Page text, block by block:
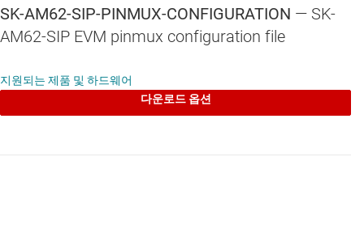
SK-AM62-SIP-PINMUX-CONFIGURATION — SK-
AM62-SIP EVM pinmux configuration file
지원되는 제품 및 하드웨어
다운로드 옵션